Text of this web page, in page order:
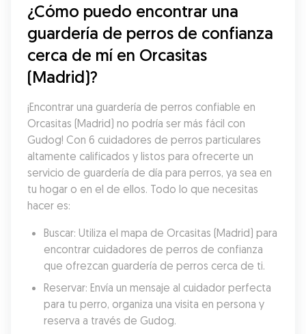
¿Cómo puedo encontrar una
guardería de perros de confianza
cerca de mí en Orcasitas
(Madrid)?
¡Encontrar una guardería de perros confiable en
Orcasitas (Madrid) no podría ser más fácil con
Gudog! Con 6 cuidadores de perros particulares
altamente calificados y listos para ofrecerte un
servicio de guardería de día para perros, ya sea en
tu hogar o en el de ellos. Todo lo que necesitas
hacer es:
Buscar: Utiliza el mapa de Orcasitas (Madrid) para
encontrar cuidadores de perros de confianza
que ofrezcan guardería de perros cerca de ti.
Reservar: Envía un mensaje al cuidador perfecta
para tu perro, organiza una visita en persona y
reserva a través de Gudog.